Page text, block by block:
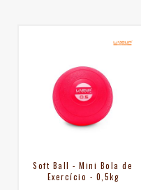
Soft Ball - Mini Bola de
Exercício - 0,5kg